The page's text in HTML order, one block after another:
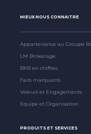
MIEUX NOUS CONNAITRE
Appartenance au Groupe
LM Brokerage
BKB en chiffres
Faits marquants
Valeurs et Engagements
Equipe et Organisation
PRODUITS ET SERVICES